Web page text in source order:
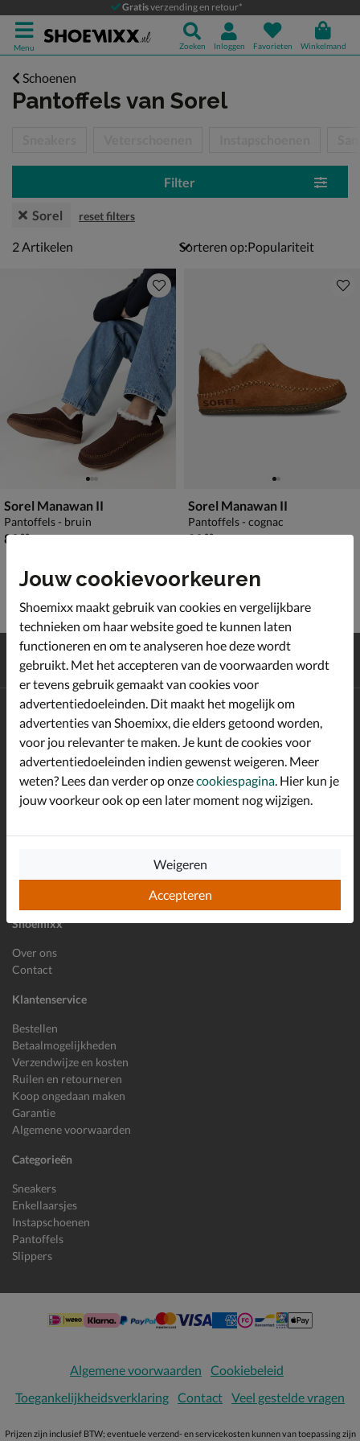
Gratisverzending en retour*
Menu Zoeken Inloggen Favorieten Winkelmand
Schoenen
Pantoffels van Sorel
Filter
Sorel reset filters
2 artikelen
2Artikelen Sorteren op:
Sorel Manawan II
Pantoffels - bruin
€ 89,99
89,99
Sorel Manawan II
Pantoffels - cognac
€ 89,99
89,99
Gratisverzending en retour*
Achterafbetalen
Shoemixx
Over ons
Contact
Klantenservice
Bestellen
Betaalmogelijkheden
Verzendwijze en kosten
Ruilen en retourneren
Koop ongedaan maken
Garantie
Algemene voorwaarden
Categorieën
Sneakers
Enkellaarsjes
Instapschoenen
Pantoffels
Slippers
Altijd op de hoogte zijn?
Schrijf je in voor de Shoemixx nieuwsbrief en ontvang €10,-
welkomstkorting!*
E-mailadres
Algemene voorwaarden
Cookiebeleid
Toegankelijkheidsverklaring Contact Veel gestelde vragen
Prijzen zijn inclusief BTW; eventuele verzend- en servicekosten kunnen van toepassing zijn
Jouw cookievoorkeuren
Shoemixx maakt gebruik van cookies en vergelijkbare
technieken om haar website goed te kunnen laten
functioneren en om te analyseren hoe deze wordt
gebruikt. Met het accepteren van de voorwaarden wordt
er tevens gebruik gemaakt van cookies voor
advertentiedoeleinden. Dit maakt het mogelijk om
advertenties van Shoemixx, die elders getoond worden,
voor jou relevanter te maken. Je kunt de cookies voor
advertentiedoeleinden indien gewenst weigeren. Meer
weten? Lees dan verder op onzecookiespagina . Hier kun je
jouw voorkeur ook op een later moment nog wijzigen.
Accepteren
Weigeren